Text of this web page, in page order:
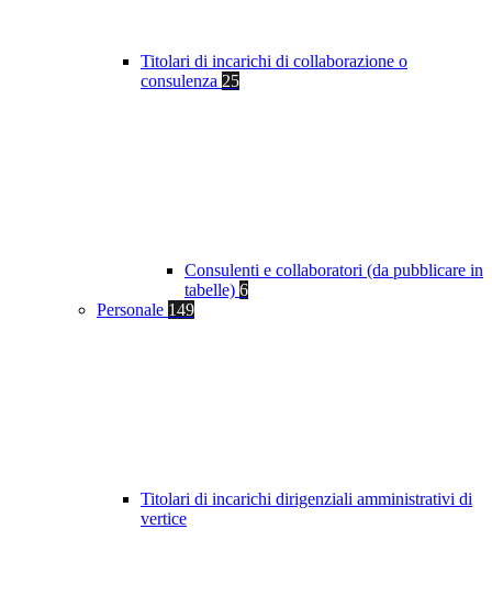
Titolari di incarichi di collaborazione o
consulenza 25
Consulenti e collaboratori (da pubblicare in
tabelle) 6
Personale 149
Titolari di incarichi dirigenziali amministrativi di
vertice